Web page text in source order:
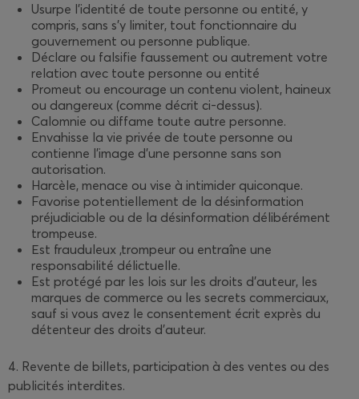
Usurpe l'identité de toute personne ou entité, y
compris, sans s'y limiter, tout fonctionnaire du
gouvernement ou personne publique.
Déclare ou falsifie faussement ou autrement votre
relation avec toute personne ou entité
Promeut ou encourage un contenu violent, haineux
ou dangereux (comme décrit ci-dessus).
Calomnie ou diffame toute autre personne.
Envahisse la vie privée de toute personne ou
contienne l'image d'une personne sans son
autorisation.
Harcèle, menace ou vise à intimider quiconque.
Favorise potentiellement de la désinformation
préjudiciable ou de la désinformation délibérément
trompeuse.
Εst frauduleux ,trompeur ou entraîne une
responsabilité délictuelle.
Est protégé par les lois sur les droits d'auteur, les
marques de commerce ou les secrets commerciaux,
sauf si vous avez le consentement écrit exprès du
détenteur des droits d'auteur.
4. Revente de billets, participation à des ventes ou des
publicités interdites.